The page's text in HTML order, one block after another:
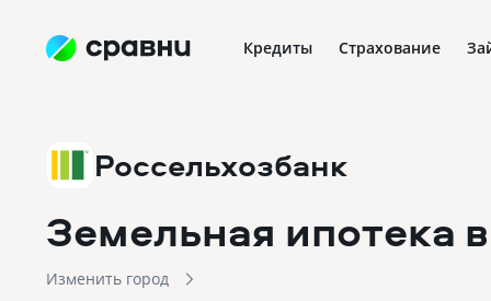
Кредиты Страхование
Россельхозбанк
Земельная ипотека
Изменить город